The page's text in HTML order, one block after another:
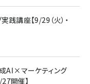
USB-C & USB-C
ーブル 240W 結束バン
コン素材採用 iPhone
っと見る
講座【9/29（火）・
AI×マーケティング
開催】